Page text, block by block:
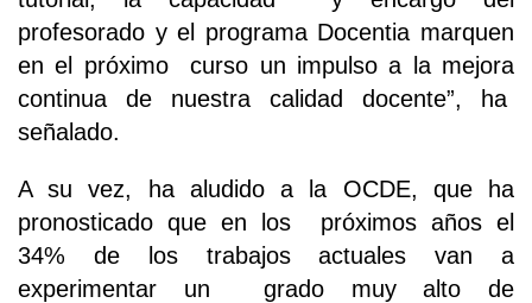
profesorado y el programa Docentia marquen
en el próximo curso un impulso a la mejora
continua de nuestra calidad docente”, ha
señalado.
A su vez, ha aludido a la OCDE, que ha
pronosticado que en los próximos años el
34% de los trabajos actuales van a
experimentar un grado muy alto de